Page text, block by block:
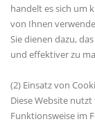
handelt es sich um
von Ihnen
Sie dienen dazu,
und effektiver zu
(2) Einsatz von
Diese Website
Funktionsweise im